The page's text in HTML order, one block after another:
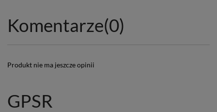
Komentarze(0)
Produkt nie ma jeszcze opinii
GPSR